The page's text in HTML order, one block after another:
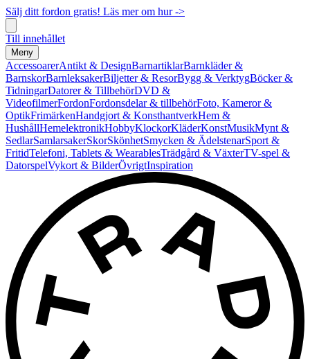
Sälj ditt fordon gratis! Läs mer om hur ->
Till innehållet
Meny
AccessoarerAntikt & DesignBarnartiklarBarnkläder &
BarnskorBarnleksakerBiljetter & ResorBygg & VerktygBöcker &
TidningarDatorer & TillbehörDVD &
VideofilmerFordonFordonsdelar & tillbehörFoto, Kameror &
OptikFrimärkenHandgjort & KonsthantverkHem &
HushållHemelektronikHobbyKlockorKläderKonstMusikMynt &
SedlarSamlarsakerSkorSkönhetSmycken & ÄdelstenarSport &
FritidTelefoni, Tablets & WearablesTrädgård & VäxterTV-spel &
DatorspelVykort & BilderÖvrigtInspiration